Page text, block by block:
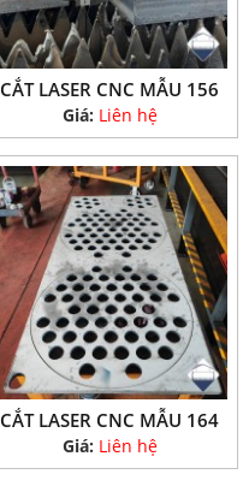
CẮT LASER CNC MẪU 156
Giá: Liên hệ
CẮT LASER CNC MẪU 164
Giá: Liên hệ